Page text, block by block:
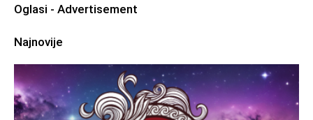
Oglasi - Advertisement
Najnovije